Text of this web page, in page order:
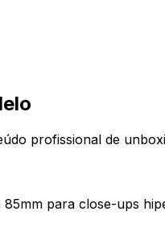
profissional de
para close-ups